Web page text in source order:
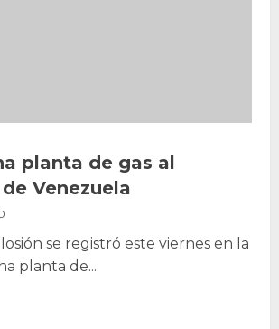
planta de gas al
Venezuela
se registró este viernes en la
planta de...